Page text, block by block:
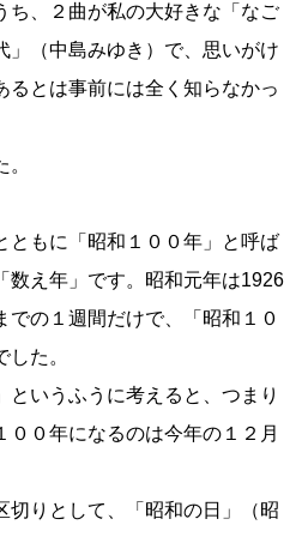
、２曲が私の大好きな「なご
」（中島みゆき）で、思いがけ
るとは事前には全く知らなかっ
もに「昭和１００年」と呼ば
数え年」です。昭和元年は1926
での１週間だけで、「昭和１０
た。
いうふうに考えると、つまり
０年になるのは今年の１２月
りとして、「昭和の日」（昭